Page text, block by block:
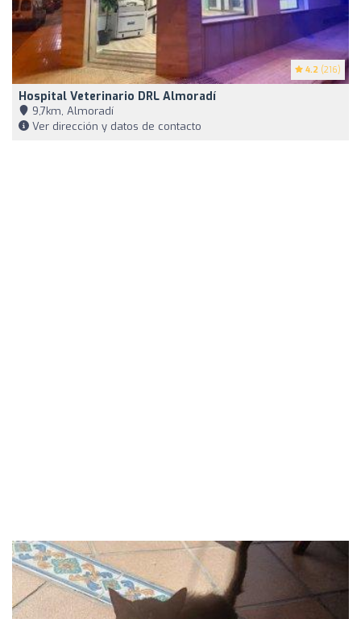
4.2 (216)
Hospital Veterinario DRL Almoradí
9,7km, Almoradí
Ver dirección y datos de contacto